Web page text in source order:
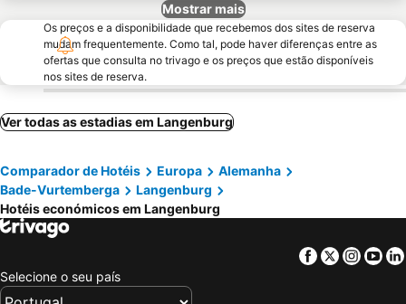
Mostrar mais
Os preços e a disponibilidade que recebemos dos sites de reserva
mudam frequentemente. Como tal, pode haver diferenças entre as
ofertas que consulta no trivago e os preços que estão disponíveis
nos sites de reserva.
Ver todas as estadias em Langenburg
Comparador de Hotéis Europa
Alemanha
Bade-Vurtemberga
Langenburg
Hotéis económicos em Langenburg
Facebook
Twitter
Selecione o seu país